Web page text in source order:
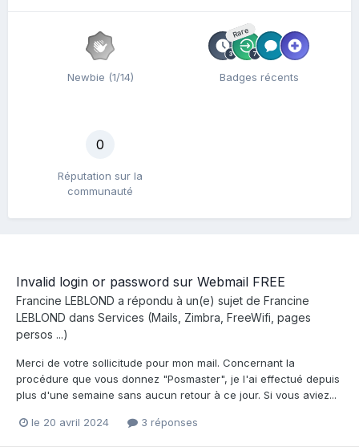
Newbie (1/14)
Rare
Badges récents
0
Réputation sur la
communauté
Invalid login or password sur Webmail FREE
Francine LEBLOND a répondu à un(e) sujet de Francine
LEBLOND dans Services (Mails, Zimbra, FreeWifi, pages
persos ...)
Merci de votre sollicitude pour mon mail. Concernant la
procédure que vous donnez "Posmaster", je l'ai effectué depuis
plus d'une semaine sans aucun retour à ce jour. Si vous aviez...
le 20 avril 2024 3 réponses